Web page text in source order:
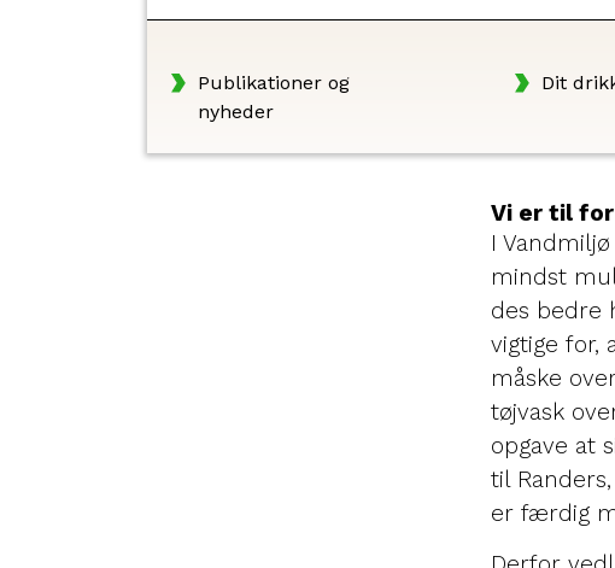
Publikationer og
nyheder
Dit
Vi er til
I
mindst
des bedre
vigtige
måske
tøjvask
opgave at
til
er færdig